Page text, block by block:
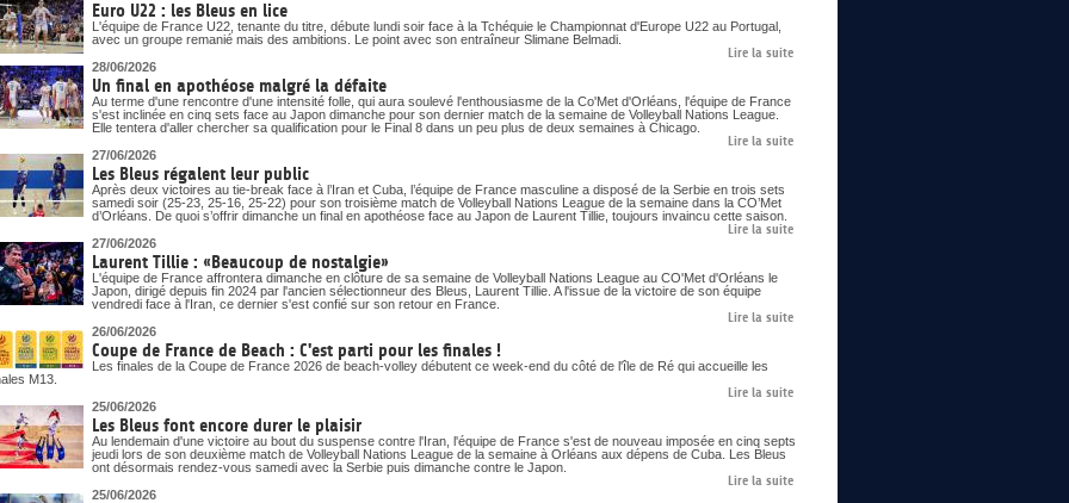
Euro U22 : les Bleus en lice
L'équipe de France U22, tenante du titre, débute lundi soir face à la Tchéquie le Championnat d'Europe U22 au Portugal,
avec un groupe remanié mais des ambitions. Le point avec son entraîneur Slimane Belmadi.
Lire la suite
28/06/2026
Un final en apothéose malgré la défaite
Au terme d'une rencontre d'une intensité folle, qui aura soulevé l'enthousiasme de la Co'Met d'Orléans, l'équipe de France
s'est inclinée en cinq sets face au Japon dimanche pour son dernier match de la semaine de Volleyball Nations League.
Elle tentera d'aller chercher sa qualification pour le Final 8 dans un peu plus de deux semaines à Chicago.
Lire la suite
27/06/2026
Les Bleus régalent leur public
Après deux victoires au tie-break face à l’Iran et Cuba, l’équipe de France masculine a disposé de la Serbie en trois sets
samedi soir (25-23, 25-16, 25-22) pour son troisième match de Volleyball Nations League de la semaine dans la CO’Met
d’Orléans. De quoi s’offrir dimanche un final en apothéose face au Japon de Laurent Tillie, toujours invaincu cette saison.
Lire la suite
27/06/2026
Laurent Tillie : «Beaucoup de nostalgie»
L'équipe de France affrontera dimanche en clôture de sa semaine de Volleyball Nations League au CO'Met d'Orléans le
Japon, dirigé depuis fin 2024 par l'ancien sélectionneur des Bleus, Laurent Tillie. A l'issue de la victoire de son équipe
vendredi face à l'Iran, ce dernier s'est confié sur son retour en France.
Lire la suite
26/06/2026
Coupe de France de Beach : C'est parti pour les finales !
Les finales de la Coupe de France 2026 de beach-volley débutent ce week-end du côté de l'île de Ré qui accueille les
M13.
Lire la suite
25/06/2026
Les Bleus font encore durer le plaisir
Au lendemain d'une victoire au bout du suspense contre l'Iran, l'équipe de France s'est de nouveau imposée en cinq septs
jeudi lors de son deuxième match de Volleyball Nations League de la semaine à Orléans aux dépens de Cuba. Les Bleus
ont désormais rendez-vous samedi avec la Serbie puis dimanche contre le Japon.
Lire la suite
25/06/2026